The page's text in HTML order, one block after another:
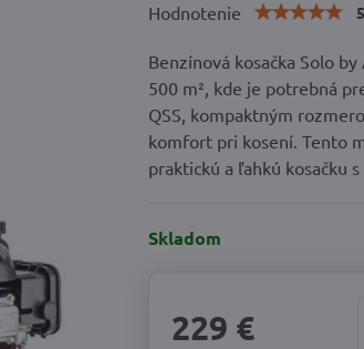
Hodnotenie 5
Benzínová kosačka Solo
500 m², kde je potrebná
QSS, kompaktným
komfort pri kosení. Tento
praktickú a ľahkú kosačku
Skladom
229 €